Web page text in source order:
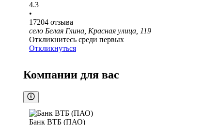
4.3
•
17204 отзыва
село Белая Глина, Красная улица, 119
Откликнитесь среди первых
Откликнуться
Компании для вас
Банк ВТБ (ПАО)